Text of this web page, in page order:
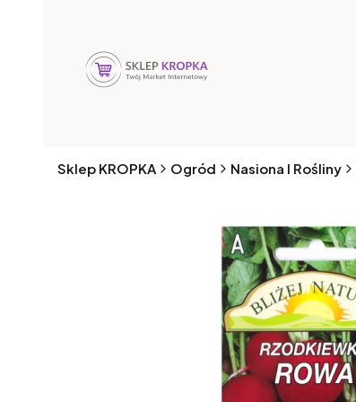
Sklep KROPKA Ogród Nasiona I Rośliny